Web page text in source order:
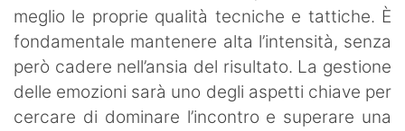
meglio le proprie qualità tecniche e tattiche. È
fondamentale mantenere alta l’intensità, senza
però cadere nell’ansia del risultato. La gestione
delle emozioni sarà uno degli aspetti chiave per
cercare di dominare l’incontro e superare una